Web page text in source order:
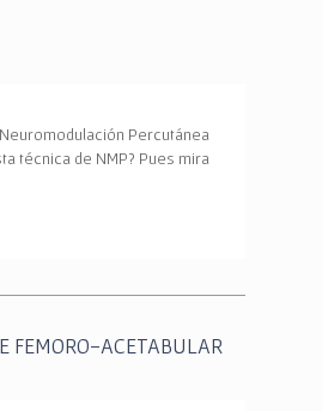
Percutánea
técnica de NMP? Pues mira
FEMORO-ACETABULAR